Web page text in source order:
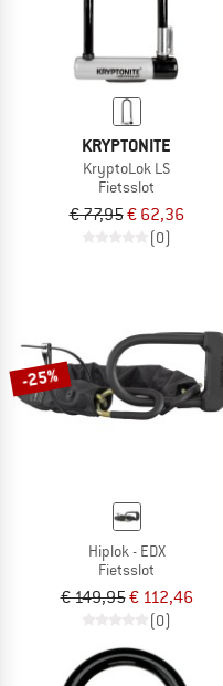
KRYPTONITE
KryptoLok LS
Fietsslot
€ 77,95€ 62,36
(0)
-25%
Hiplok - EDX
Fietsslot
€ 149,95€ 112,46
(0)